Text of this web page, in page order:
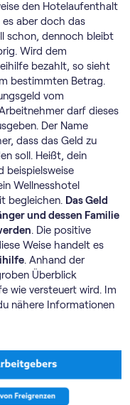
den Hotelaufenthalt
aber doch das
schon, dennoch bleibt
Wird dem
bezahlt, so sieht
bestimmten Betrag.
vom
darf dieses
Der Name
dass das Geld zu
soll. Heißt, dein
beispielsweise
Wellnesshotel
begleichen. Das Geld
und dessen Familie
. Die positive
Weise handelt es
. Anhand der
Überblick
wie versteuert wird. Im
nähere Informationen